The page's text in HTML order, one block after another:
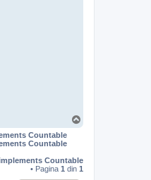
Countable
Countable
Countable
• Pagina 1 din 1